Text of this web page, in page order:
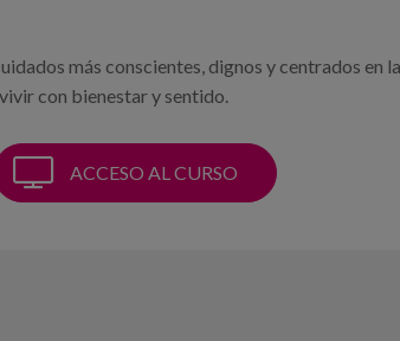
más conscientes, dignos y centrados en
con bienestar y sentido.
ACCESO AL CURSO